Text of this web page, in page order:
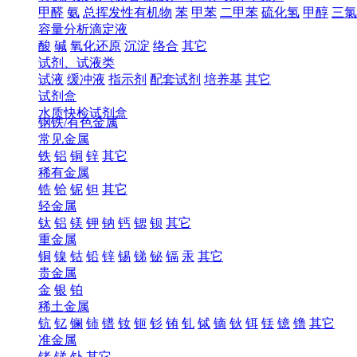
甲醛 氨 总挥发性有机物 苯 甲苯 二甲苯 硫化氢 甲醇 三
容量分析滴定液
酸 碱 氧化还原 沉淀 络合 其它
试剂、试液类
试液 缓冲液 指示剂 配套试剂 培养基 其它
试剂盒
水质快检试剂盒
钢铁/有色金属
常见金属
铁 铝 铜 锌 其它
稀有金属
锆 铪 铌 钽 其它
轻金属
钛 铝 镁 钾 钠 钙 锶 钡 其它
重金属
铜 镍 钴 铅 锌 锡 锑 铋 镉 汞 其它
贵金属
金 银 铂
稀土金属
钪 钇 镧 铈 镨 钕 钷 钐 铕 钆 铽 镝 钬 铒 铥 镱 镥 其它
准金属